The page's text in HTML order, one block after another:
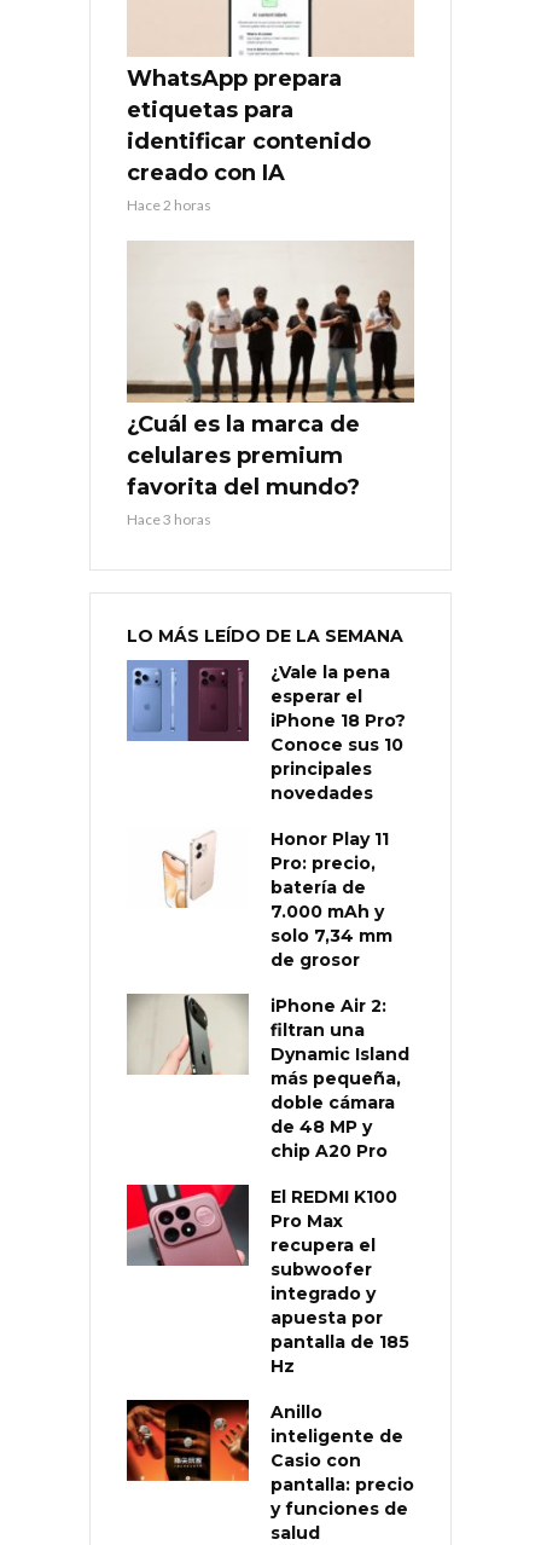
WhatsApp prepara
etiquetas para
identificar contenido
creado con IA
Hace 2 horas
¿Cuál es la marca de
celulares premium
favorita del mundo?
Hace 3 horas
LO MÁS LEÍDO DE LA SEMANA
¿Vale la pena
esperar el
iPhone 18 Pro?
Conoce sus 10
principales
novedades
Honor Play 11
Pro: precio,
batería de
7.000 mAh y
solo 7,34 mm
de grosor
iPhone Air 2:
filtran una
Dynamic Island
más pequeña,
doble cámara
de 48 MP y
chip A20 Pro
El REDMI K100
Pro Max
recupera el
subwoofer
integrado y
apuesta por
pantalla de 185
Hz
Anillo
inteligente de
Casio con
pantalla: precio
y funciones de
salud